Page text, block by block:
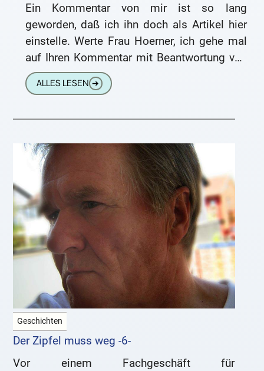
Ein Kommentar von mir ist so lang
geworden, daß ich ihn doch als Artikel hier
einstelle. Werte Frau Hoerner, ich gehe mal
auf Ihren Kommentar mit Beantwortung von
Zitaten daraus
ALLES LESEN ➔
Geschichten
Der Zipfel muss weg -6-
Vor einem Fachgeschäft für